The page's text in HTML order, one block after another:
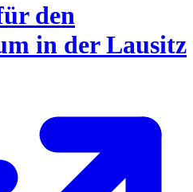
den
in der Lausitz